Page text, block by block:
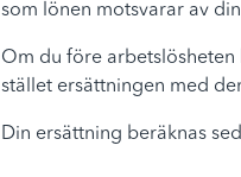
som lönen motsvarar av
Om du före arbetslösheten
stället ersättningen med
Din ersättning beräknas